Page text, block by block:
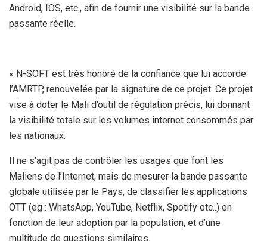
Android, IOS, etc., afin de fournir une visibilité sur la bande
passante réelle.
« N-SOFT est très honoré de la confiance que lui accorde
l’AMRTP, renouvelée par la signature de ce projet. Ce projet
vise à doter le Mali d’outil de régulation précis, lui donnant
la visibilité totale sur les volumes internet consommés par
les nationaux.
Il ne s’agit pas de contrôler les usages que font les
Maliens de l’Internet, mais de mesurer la bande passante
globale utilisée par le Pays, de classifier les applications
OTT (eg : WhatsApp, YouTube, Netflix, Spotify etc..) en
fonction de leur adoption par la population, et d’une
multitude de questions similaires.